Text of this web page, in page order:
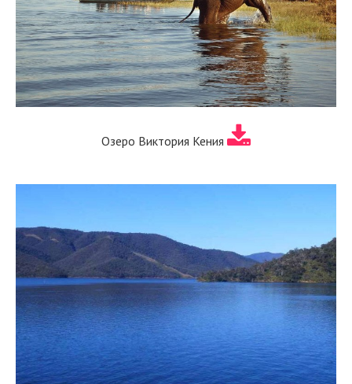
Озеро Виктория Кения